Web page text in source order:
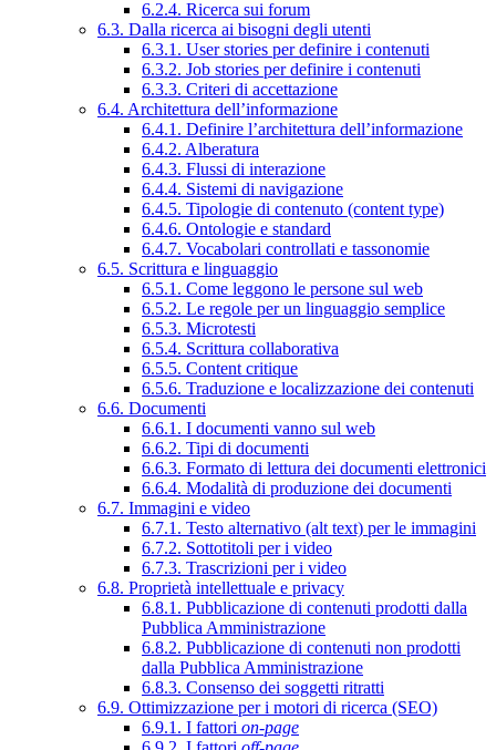
6.2.4. Ricerca sui forum
6.3. Dalla ricerca ai bisogni degli utenti
6.3.1. User stories per definire i contenuti
6.3.2. Job stories per definire i contenuti
6.3.3. Criteri di accettazione
6.4. Architettura dell’informazione
6.4.1. Definire l’architettura dell’informazione
6.4.2. Alberatura
6.4.3. Flussi di interazione
6.4.4. Sistemi di navigazione
6.4.5. Tipologie di contenuto (content type)
6.4.6. Ontologie e standard
6.4.7. Vocabolari controllati e tassonomie
6.5. Scrittura e linguaggio
6.5.1. Come leggono le persone sul web
6.5.2. Le regole per un linguaggio semplice
6.5.3. Microtesti
6.5.4. Scrittura collaborativa
6.5.5. Content critique
6.5.6. Traduzione e localizzazione dei contenuti
6.6. Documenti
6.6.1. I documenti vanno sul web
6.6.2. Tipi di documenti
6.6.3. Formato di lettura dei documenti elettronici
6.6.4. Modalità di produzione dei documenti
6.7. Immagini e video
6.7.1. Testo alternativo (alt text) per le immagini
6.7.2. Sottotitoli per i video
6.7.3. Trascrizioni per i video
6.8. Proprietà intellettuale e privacy
6.8.1. Pubblicazione di contenuti prodotti dalla
Pubblica Amministrazione
6.8.2. Pubblicazione di contenuti non prodotti
dalla Pubblica Amministrazione
6.8.3. Consenso dei soggetti ritratti
6.9. Ottimizzazione per i motori di ricerca (SEO)
6.9.1. I fattori on-page